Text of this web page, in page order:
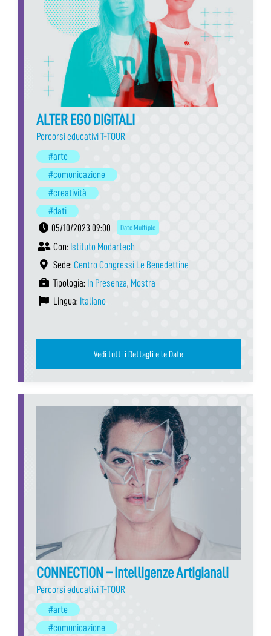
ALTER EGO DIGITALI
Percorsi educativi T-TOUR
#arte
#comunicazione
#creatività
#dati
05/10/2023 09:00
Date Multiple
Con: Istituto Modartech
Sede: Centro Congressi Le Benedettine
Tipologia: In Presenza, Mostra
Lingua: Italiano
Vedi tutti i Dettagli e le Date
CONNECTION – Intelligenze Artigianali
Percorsi educativi T-TOUR
#arte
#comunicazione